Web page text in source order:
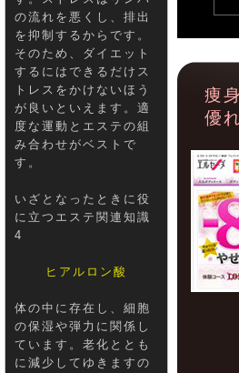
の流れを悪くし、排出
を抑制するからです。
そのため、ダイエット
するにはできるだけス
トレスをかけないほう
が良いといえます。適
度な運動とエステの組
み合わせがベストで
す。
いざとなったときに役
に立つエステ関連知識
4
ヒアルロン酸
体の中に存在し、細胞
の保湿や弾力に関係し
ています。老化ととも
に減少してゆきますの
痩
優